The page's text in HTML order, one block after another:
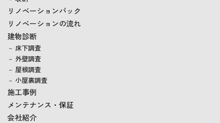
リノベーションパック
リノベーションの流れ
建物診断
床下調査
外壁調査
屋根調査
小屋裏調査
施工事例
メンテナンス・保証
会社紹介